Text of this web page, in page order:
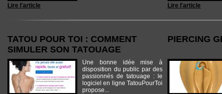
Lire l'article
Lire l'article
TATOU POUR TOI : COMMENT
SIMULER SON TATOUAGE
Une bonne idée mise à
disposition du public par des
passionnés de tatouage : le
logiciel en ligne TatouPourToi
propose...
PIERCING